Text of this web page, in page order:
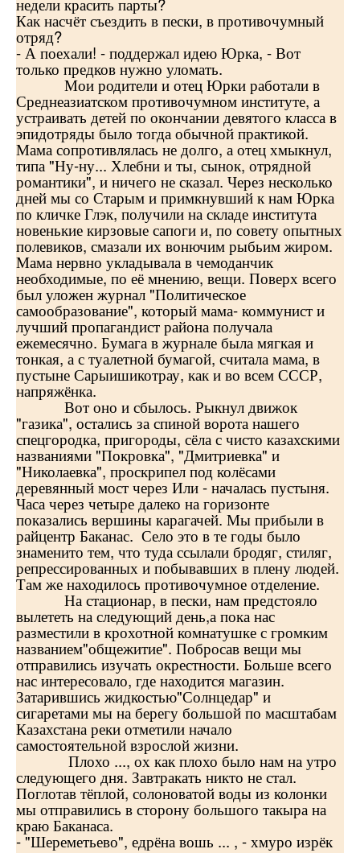
Как насчёт съездить в пески, в противочумный
отряд?
- А поехали! - поддержал идею Юрка, - Вот
только предков нужно уломать.
Мои родители и отец Юрки работали в
Среднеазиатском противочумном институте, а
устраивать детей по окончании девятого класса в
эпидотряды было тогда обычной практикой.
Мама сопротивлялась не долго, а отец хмыкнул,
типа "Ну-ну... Хлебни и ты, сынок, отрядной
романтики", и ничего не сказал. Через несколько
дней мы со Старым и примкнувший к нам Юрка
по кличке Глэк, получили на складе института
новенькие кирзовые сапоги и, по совету опытных
полевиков, смазали их вонючим рыбьим жиром.
Мама нервно укладывала в чемоданчик
необходимые, по её мнению, вещи. Поверх всего
был уложен журнал "Политическое
самообразование", который мама- коммунист и
лучший пропагандист района получала
ежемесячно. Бумага в журнале была мягкая и
тонкая, а с туалетной бумагой, считала мама, в
пустыне Сарыишикотрау, как и во всем СССР,
напряжёнка.
Вот оно и сбылось. Рыкнул движок
"газика", остались за спиной ворота нашего
спецгородка, пригороды, сёла с чисто казахскими
названиями "Покровка", "Дмитриевка" и
"Николаевка", проскрипел под колёсами
деревянный мост через Или - началась пустыня.
Часа через четыре далеко на горизонте
показались вершины карагачей. Мы прибыли в
райцентр Баканас. Село это в те годы было
знаменито тем, что туда ссылали бродяг, стиляг,
репрессированных и побывавших в плену людей.
Там же находилось противочумное отделение.
На стационар, в пески, нам предстояло
вылететь на следующий день,а пока нас
разместили в крохотной комнатушке с громким
названием"общежитие". Побросав вещи мы
отправились изучать окрестности. Больше всего
нас интересовало, где находится магазин.
Затарившись жидкостью"Солнцедар" и
сигаретами мы на берегу большой по масштабам
Казахстана реки отметили начало
самостоятельной взрослой жизни.
Плохо ..., ох как плохо было нам на утро
следующего дня. Завтракать никто не стал.
Поглотав тёплой, солоноватой воды из колонки
мы отправились в сторону большого такыра на
краю Баканаса.
- "Шереметьево", едрёна вошь ... , - хмуро изрёк